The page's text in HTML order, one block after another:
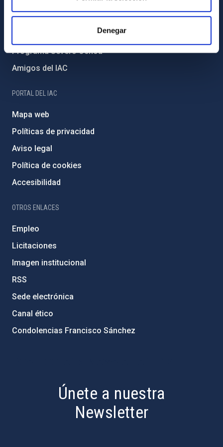
Denegar
Proyectos institucionales
Programa Severo Ochoa
Amigos del IAC
PORTAL DEL IAC
Mapa web
Políticas de privacidad
Aviso legal
Política de cookies
Accesibilidad
OTROS ENLACES
Empleo
Licitaciones
Imagen institucional
RSS
Sede electrónica
Canal ético
Condolencias Francisco Sánchez
Únete a nuestra
Newsletter